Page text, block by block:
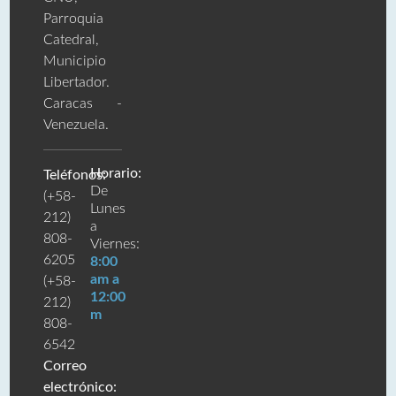
Parroquia
Catedral,
Municipio
Libertador.
Caracas -
Venezuela.
Teléfonos:
(+58-
212)
808-
6205
(+58-
212)
808-
6542
Correo
electrónico:
Horario:
De
Lunes
a
Viernes:
8:00
am a
12:00
m